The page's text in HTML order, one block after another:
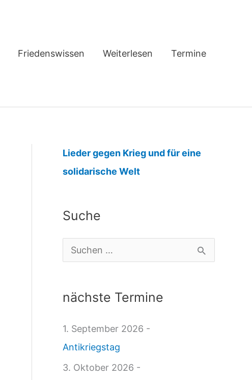
Friedenswissen Weiterlesen Termine
Lieder gegen Krieg und für eine
solidarische Welt:
e
e
Suche
u
hnächste Termine
1. September 2026 -
Antikriegstag
3. Oktober 2026 -